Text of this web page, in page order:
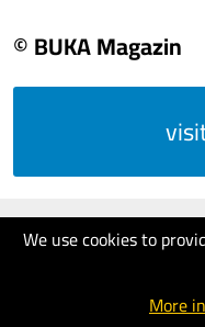
We use cookies to
More
© BUKA Magazin